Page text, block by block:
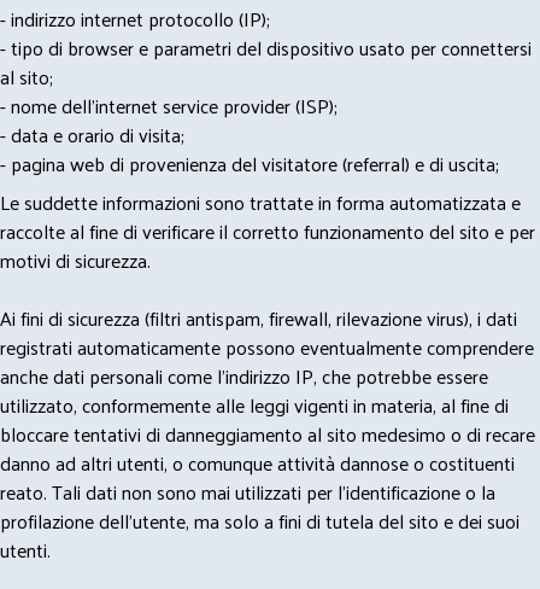
- indirizzo internet protocollo (IP);
- tipo di browser e parametri del dispositivo usato per connettersi
al sito;
- nome dell'internet service provider (ISP);
- data e orario di visita;
- pagina web di provenienza del visitatore (referral) e di uscita;
Le suddette informazioni sono trattate in forma automatizzata e
raccolte al fine di verificare il corretto funzionamento del sito e per
motivi di sicurezza.
Ai fini di sicurezza (filtri antispam, firewall, rilevazione virus), i dati
registrati automaticamente possono eventualmente comprendere
anche dati personali come l'indirizzo IP, che potrebbe essere
utilizzato, conformemente alle leggi vigenti in materia, al fine di
bloccare tentativi di danneggiamento al sito medesimo o di recare
danno ad altri utenti, o comunque attività dannose o costituenti
reato. Tali dati non sono mai utilizzati per l'identificazione o la
profilazione dell'utente, ma solo a fini di tutela del sito e dei suoi
utenti.